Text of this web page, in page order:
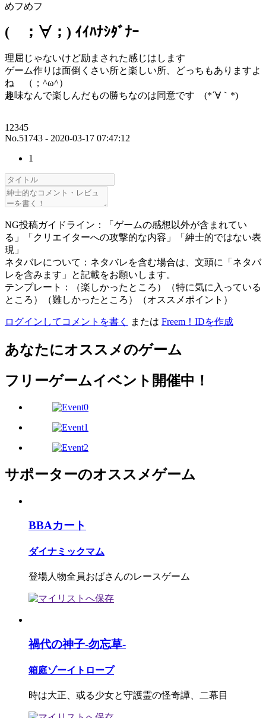
めフめフ
( ；∀；) ｲｲﾊﾅｼﾀﾞﾅｰ
理屈じゃないけど励まされた感じはします
ゲーム作りは面倒くさい所と楽しい所、どっちもありますよ
ね （；^ω^）
趣味なんで楽しんだもの勝ちなのは同意です (*´∀｀*)
12345
No.51743 - 2020-03-17 07:47:12
1
NG投稿ガイドライン：「ゲームの感想以外が含まれてい
る」「クリエイターへの攻撃的な内容」「紳士的ではない表
現」
ネタバレについて：ネタバレを含む場合は、文頭に「ネタバ
レを含みます」と記載をお願いします。
テンプレート：（楽しかったところ）（特に気に入っている
ところ）（難しかったところ）（オススメポイント）
ログインしてコメントを書く または Freem！IDを作成
あなたにオススメのゲーム
フリーゲームイベント開催中！
サポーターのオススメゲーム
BBAカート
ダイナミックマム
登場人物全員おばさんのレースゲーム
禍代の神子-勿忘草-
箱庭ゾーイトロープ
時は大正、或る少女と守護霊の怪奇譚、二幕目